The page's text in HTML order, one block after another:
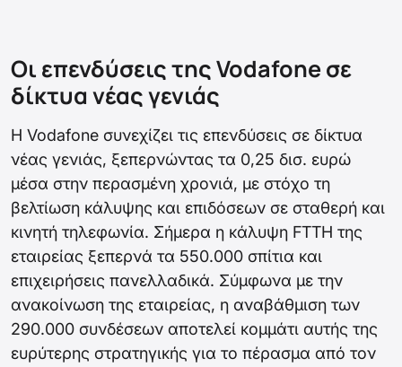
Οι επενδύσεις της Vodafone σε
δίκτυα νέας γενιάς
Η Vodafone συνεχίζει τις επενδύσεις σε δίκτυα
νέας γενιάς, ξεπερνώντας τα 0,25 δισ. ευρώ
μέσα στην περασμένη χρονιά, με στόχο τη
βελτίωση κάλυψης και επιδόσεων σε σταθερή και
κινητή τηλεφωνία. Σήμερα η κάλυψη FTTH της
εταιρείας ξεπερνά τα 550.000 σπίτια και
επιχειρήσεις πανελλαδικά. Σύμφωνα με την
ανακοίνωση της εταιρείας, η αναβάθμιση των
290.000 συνδέσεων αποτελεί κομμάτι αυτής της
ευρύτερης στρατηγικής για το πέρασμα από τον